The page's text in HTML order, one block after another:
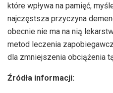
które wpływa na pamięć,
najczęstsza przyczyna
obecnie nie ma na nią
metod leczenia
dla zmniejszenia obciążenia
Źródła informacji: